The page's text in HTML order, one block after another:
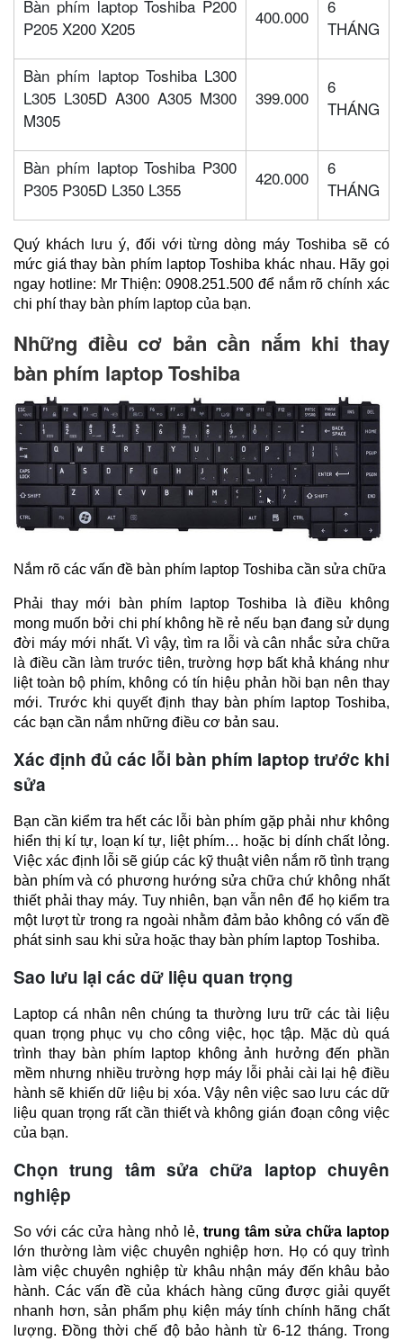
Bàn phím laptop Toshiba P200
P205 X200 X205
400.000
6
THÁNG
Bàn phím laptop Toshiba L300
L305 L305D A300 A305 M300
M305
399.000
6
THÁNG
Bàn phím laptop Toshiba P300
P305 P305D L350 L355
420.000
6
THÁNG
Quý khách lưu ý, đối với từng dòng máy Toshiba sẽ có
mức giá thay bàn phím laptop Toshiba khác nhau. Hãy gọi
ngay hotline: Mr Thiện: 0908.251.500 để nắm rõ chính xác
chi phí thay bàn phím laptop của bạn.
Những điều cơ bản cần nắm khi thay
bàn phím laptop Toshiba
Nắm rõ các vấn đề bàn phím laptop Toshiba cần sửa chữa
Phải thay mới bàn phím laptop Toshiba là điều không
mong muốn bởi chi phí không hề rẻ nếu bạn đang sử dụng
đời máy mới nhất. Vì vậy, tìm ra lỗi và cân nhắc sửa chữa
là điều cần làm trước tiên, trường hợp bất khả kháng như
liệt toàn bộ phím, không có tín hiệu phản hồi bạn nên thay
mới. Trước khi quyết định thay bàn phím laptop Toshiba,
các bạn cần nắm những điều cơ bản sau.
Xác định đủ các lỗi bàn phím laptop trước khi
sửa
Bạn cần kiểm tra hết các lỗi bàn phím gặp phải như không
hiển thị kí tự, loạn kí tự, liệt phím… hoặc bị dính chất lỏng.
Việc xác định lỗi sẽ giúp các kỹ thuật viên nắm rõ tình trạng
bàn phím và có phương hướng sửa chữa chứ không nhất
thiết phải thay máy. Tuy nhiên, bạn vẫn nên để họ kiểm tra
một lượt từ trong ra ngoài nhằm đảm bảo không có vấn đề
phát sinh sau khi sửa hoặc thay bàn phím laptop Toshiba.
Sao lưu lại các dữ liệu quan trọng
Laptop cá nhân nên chúng ta thường lưu trữ các tài liệu
quan trọng phục vụ cho công việc, học tập. Mặc dù quá
trình thay bàn phím laptop không ảnh hưởng đến phần
mềm nhưng nhiều trường hợp máy lỗi phải cài lại hệ điều
hành sẽ khiến dữ liệu bị xóa. Vậy nên việc sao lưu các dữ
liệu quan trọng rất cần thiết và không gián đoạn công việc
của bạn.
Chọn trung tâm sửa chữa laptop chuyên
nghiệp
So với các cửa hàng nhỏ lẻ,
lớn thường làm việc chuyên nghiệp hơn. Họ có quy trình
làm việc chuyên nghiệp từ khâu nhận máy đến khâu bảo
hành. Các vấn đề của khách hàng cũng được giải quyết
nhanh hơn, sản phẩm phụ kiện máy tính chính hãng chất
lượng. Đồng thời chế độ bảo hành từ 6-12 tháng. Trong